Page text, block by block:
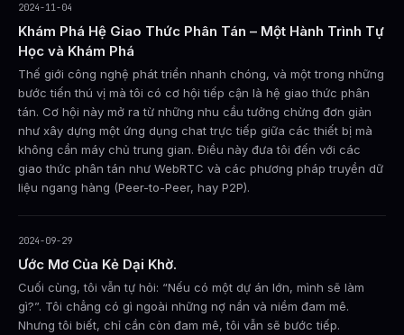
2024-11-04
Khám Phá Hệ Giao Thức Phân Tán – Một Hành Trình Tự
Học và Khám Phá
Thế giới công nghệ phát triển nhanh chóng, và một trong những
bước tiến thú vị mà tôi có cơ hội tiếp cận là hệ giao thức phân
tán. Cơ hội này mở ra từ những nhu cầu tưởng chừng đơn giản
như xây dựng một ứng dụng chat trực tiếp giữa các thiết bị mà
không cần máy chủ trung gian. Điều này đưa tôi đến với các
giao thức phân tán như WebRTC và các phương pháp truyền dữ
liệu ngang hàng (Peer-to-Peer, hay P2P).
2024-09-29
Ước Mơ Của Kẻ Dại Khờ.
Cuối cùng, tôi vẫn tự hỏi: “Nếu có một dự án lớn, mình sẽ làm
gì?”. Tôi chẳng có gì ngoài những nợ nần và niềm đam mê.
Nhưng tôi biết, chỉ cần còn đam mê, tôi vẫn sẽ bước tiếp.